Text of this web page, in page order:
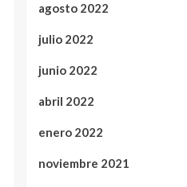
agosto 2022
julio 2022
junio 2022
abril 2022
enero 2022
noviembre 2021